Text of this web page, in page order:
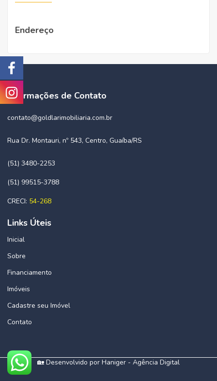
Endereço
Informações de Contato
contato@goldlarimobiliaria.com.br
Rua Dr. Montauri, nº 543, Centro, Guaíba/RS
(51) 3480-2253
(51) 99515-3788
CRECI: 54-268
Links Úteis
Inicial
Sobre
Financiamento
Imóveis
Cadastre seu Imóvel
Contato
🏡 Desenvolvido por Haniger - Agência Digital